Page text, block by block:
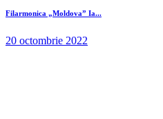
Filarmonica „Moldova” Ia...
20 octombrie 2022